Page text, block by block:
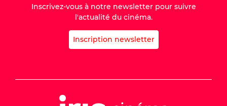
Inscrivez-vous à notre newsletter pour suivre
l'actualité du cinéma.
Inscription newsletter